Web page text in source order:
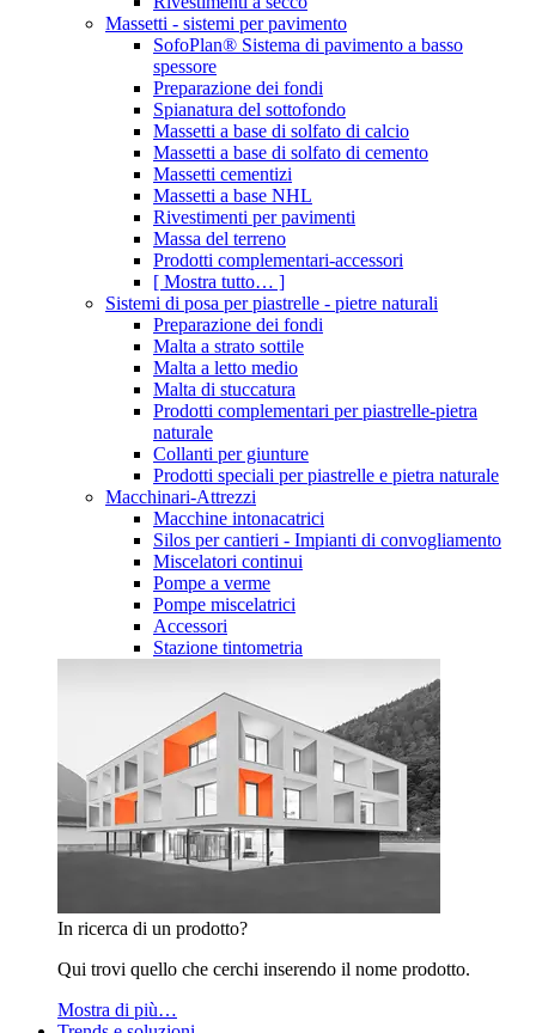
Massetti - sistemi per pavimento
SofoPlan® Sistema di pavimento a basso
spessore
Preparazione dei fondi
Spianatura del sottofondo
Massetti a base di solfato di calcio
Massetti a base di solfato di cemento
Massetti cementizi
Massetti a base NHL
Rivestimenti per pavimenti
Massa del terreno
Prodotti complementari-accessori
[ Mostra tutto… ]
Sistemi di posa per piastrelle - pietre naturali
Preparazione dei fondi
Malta a strato sottile
Malta a letto medio
Malta di stuccatura
Prodotti complementari per piastrelle-pietra
naturale
Collanti per giunture
Prodotti speciali per piastrelle e pietra naturale
Macchinari-Attrezzi
Macchine intonacatrici
Silos per cantieri - Impianti di convogliamento
Miscelatori continui
Pompe a verme
Pompe miscelatrici
Accessori
Stazione tintometria
In ricerca di un prodotto?
Qui trovi quello che cerchi inserendo il nome prodotto.
Mostra di più…